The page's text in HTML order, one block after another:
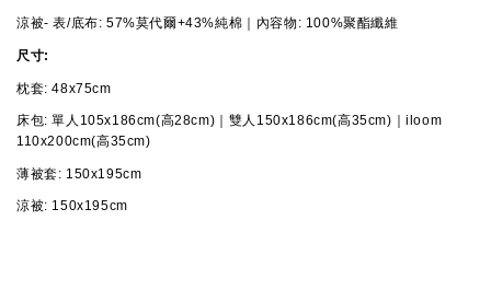
涼被- 表/底布: 57%莫代爾+43%純棉｜內容物: 100%聚酯纖維
尺寸:
枕套: 48x75cm
床包: 單人105x186cm(高28cm)｜雙人150x186cm(高35cm) ｜iloom
110x200cm(高35cm)
薄被套: 150x195cm
涼被: 150x195cm